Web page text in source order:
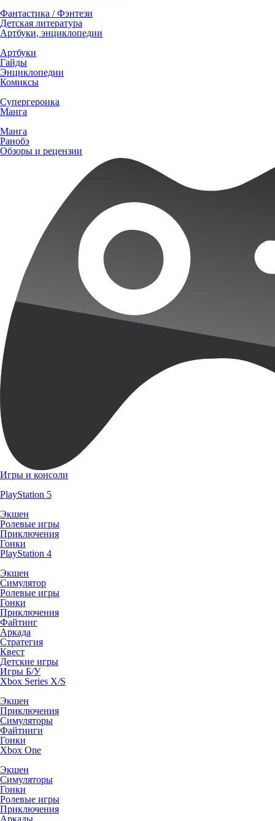
Фантастика / Фэнтези
Детская литература
Артбуки, энциклопедии
Артбуки
Гайды
Энциклопедии
Комиксы
Супергероика
Манга
Манга
Ранобэ
Обзоры и рецензии
Игры и консоли
PlayStation 5
Экшен
Ролевые игры
Приключения
Гонки
PlayStation 4
Экшен
Симулятор
Ролевые игры
Гонки
Приключения
Файтинг
Аркада
Стратегия
Квест
Детские игры
Игры Б/У
Xbox Series X/S
Экшен
Приключения
Симуляторы
Файтинги
Гонки
Xbox One
Экшен
Симуляторы
Гонки
Ролевые игры
Приключения
Аркады